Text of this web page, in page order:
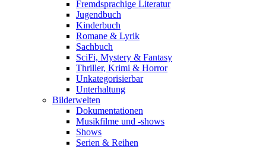
Fremdsprachige Literatur
Jugendbuch
Kinderbuch
Romane & Lyrik
Sachbuch
SciFi, Mystery & Fantasy
Thriller, Krimi & Horror
Unkategorisierbar
Unterhaltung
Bilderwelten
Dokumentationen
Musikfilme und -shows
Shows
Serien & Reihen